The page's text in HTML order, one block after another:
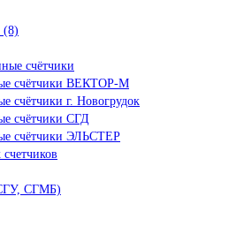
(8)
счётчики
счётчики ВЕКТОР-М
счётчики г. Новогрудок
счётчики СГД
счётчики ЭЛЬСТЕР
СГМБ)